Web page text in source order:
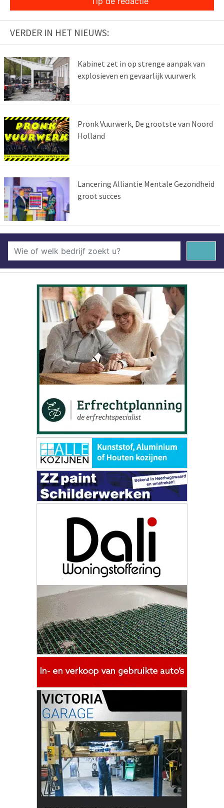
VERDER IN HET NIEUWS:
Kabinet zet in op strenge aanpak van
explosieven en gevaarlijk vuurwerk
Pronk Vuurwerk, De grootste van Noord
Holland
Lancering Alliantie Mentale Gezondheid
groot succes